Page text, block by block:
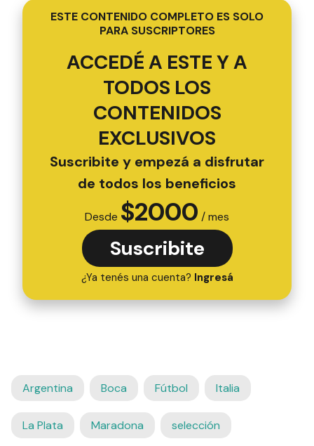
ESTE CONTENIDO COMPLETO ES SOLO
PARA SUSCRIPTORES
ACCEDÉ A ESTE Y A
TODOS LOS
CONTENIDOS
EXCLUSIVOS
Suscribite y empezá a disfrutar
de todos los beneficios
Desde $2000 / mes
Suscribite
¿Ya tenés una cuenta? Ingresá
Argentina Boca Fútbol Italia
La Plata Maradona selección